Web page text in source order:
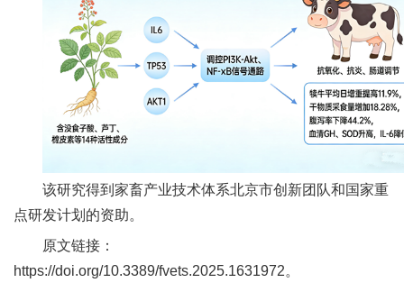
流
该研究得到家畜产业技术体系北京市创新团队和国家重
点研发计划的资助。
原文链接：
https://doi.org/10.3389/fvets.2025.1631972。